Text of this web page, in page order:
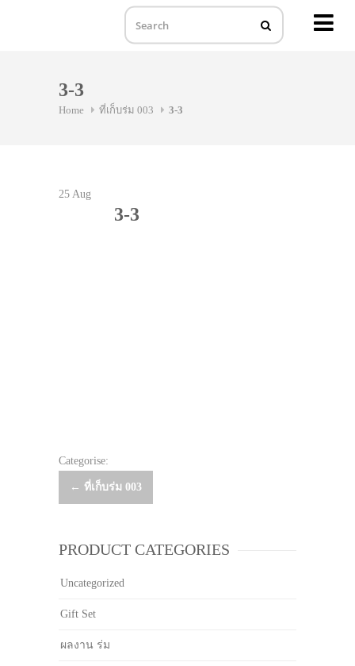
3-3
Home ที่เก็บร่ม 003 3-3
25 Aug
3-3
Categorise:
Post
← ที่เก็บร่ม 003
PRODUCT CATEGORIES
Uncategorized
Gift Set
ผลงาน ร่ม